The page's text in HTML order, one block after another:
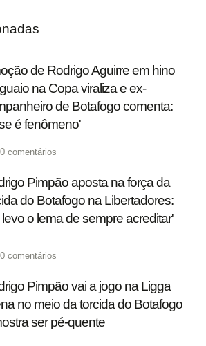
de Rodrigo Aguirre em hino
na Copa viraliza e ex-
de Botafogo comenta:
é fenômeno'
0 comentários
Pimpão aposta na força da
do Botafogo na Libertadores:
o lema de sempre acreditar'
0 comentários
Pimpão vai a jogo na Ligga
no meio da torcida do Botafogo
ser pé-quente